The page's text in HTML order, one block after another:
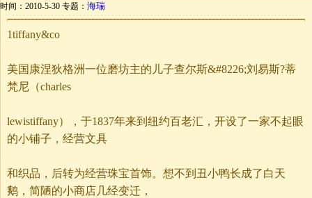
时间：2010-5-30 专题： 海瑞
1tiffany&co
美国康涅狄格洲一位磨坊主的儿子查尔斯&#8226;刘易斯?蒂
梵尼（charles
lewistiffany），于1837年来到纽约百老汇，开设了一家不起眼
的小铺子，经营文具
和织品，后转为经营珠宝首饰。想不到丑小鸭长成了白天
鹅，简陋的小商店几经变迁，